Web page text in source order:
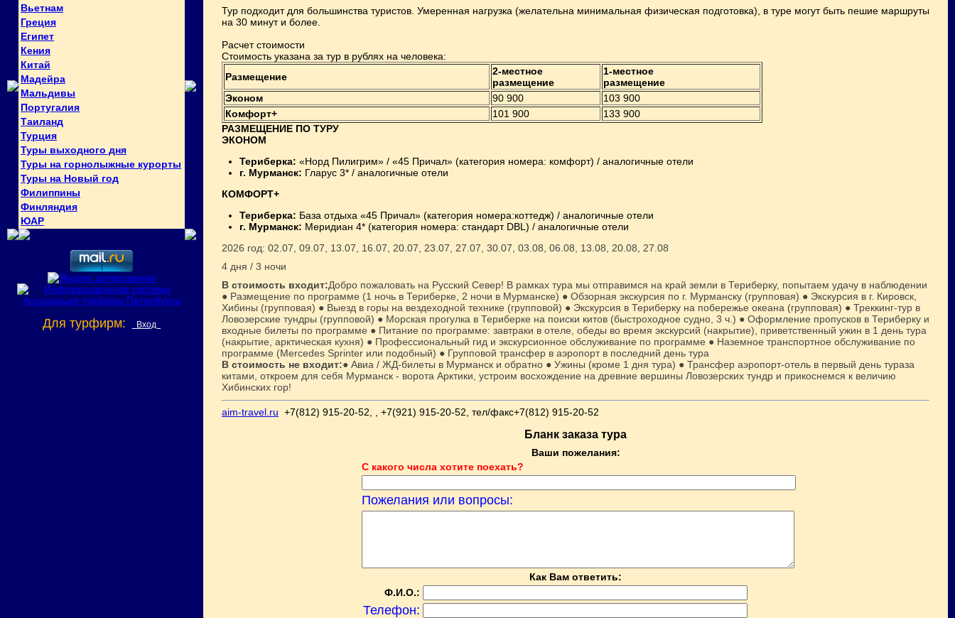
Вьетнам
Греция
Египет
Кения
Китай
Мадейра
Мальдивы
Португалия
Таиланд
Турция
Туры выходного дня
Туры на горнолыжные курорты
Туры на Новый год
Филиппины
Финляндия
ЮАР
Для турфирм: Вход
Тур подходит для большинства туристов. Умеренная нагрузка (желательна минимальная физическая подготовка), в туре могут быть пешие маршруты
на 30 минут и более.
Расчет стоимости
Стоимость указана за тур в рублях на человека:
Размещение
2-местное
размещение
1-местное
размещение
Эконом
90 900
103 900
Комфорт+
101 900
133 900
РАЗМЕЩЕНИЕ ПО ТУРУ
ЭКОНОМ
Териберка: «Норд Пилигрим» / «45 Причал» (категория номера: комфорт) / аналогичные отели
г. Мурманск: Гларус 3* / аналогичные отели
КОМФОРТ+
Териберка: База отдыха «45 Причал» (категория номера:коттедж) / аналогичные отели
г. Мурманск: Меридиан 4* (категория номера: стандарт DBL) / аналогичные отели
2026 год: 02.07, 09.07, 13.07, 16.07, 20.07, 23.07, 27.07, 30.07, 03.08, 06.08, 13.08, 20.08, 27.08
4 дня / 3 ночи
В стоимость входит:
● Размещение по программе (1 ночь в Териберке, 2 ночи в Мурманске) ● Обзорная экскурсия по г. Мурманску (групповая) ● Экскурсия в г. Кировск,
Хибины (групповая) ● Выезд в горы на вездеходной технике (групповой) ● Экскурсия в Териберку на побережье океана (групповая) ● Треккинг-тур в
Ловозерские тундры (групповой) ● Морская прогулка в Териберке на поиски китов (быстроходное судно, 3 ч.) ● Оформление пропусков в Териберку и
входные билеты по программе ● Питание по программе: завтраки в отеле, обеды во время экскурсий (накрытие), приветственный ужин в 1 день тура
(накрытие, арктическая кухня) ● Профессиональный гид и экскурсионное обслуживание по программе ● Наземное транспортное обслуживание по
программе (Mercedes Sprinter или подобный) ● Групповой трансфер в аэропорт в последний день тура
В стоимость не входит:● Авиа / ЖД-билеты в Мурманск и обратно ● Ужины (кроме 1 дня тура) ● Трансфер аэропорт-отель в первый день тура
Добро пожаловать на Русский Север! В рамках тура мы отправимся на край земли в Териберку, попытаем удачу в наблюдении
за
китами, откроем для себя Мурманск - ворота Арктики, устроим восхождение на древние вершины Ловозерских тундр и прикоснемся к величию
Хибинских гор!
aim-travel.ru +7(812) 915-20-52, , +7(921) 915-20-52, тел/факс+7(812) 915-20-52
Бланк заказа тура
Ваши пожелания:
С какого числа хотите поехать?
Пожелания или вопросы:
Как Вам ответить:
Ф.И.О.:
Телефон: